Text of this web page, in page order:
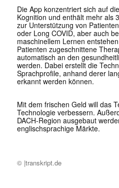
Die App konzentriert sich auf
Kognition und enthält mehr als
zur Unterstützung von
oder Long COVID, aber auch
maschinellem Lernen
Patienten zugeschnittene
automatisch an den
werden. Dabei erstellt die
Sprachprofile, anhand derer
erkannt werden können.
Mit dem frischen Geld will das
Technologie verbessern.
DACH-Region ausgebaut
englischsprachige Märkte.
© |transkript.de